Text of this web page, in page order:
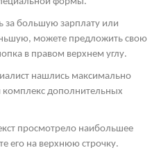
за большую зарплату или
можете предложить свою
в правом верхнем углу.
нашлись максимально
дополнительных
просмотрело наибольшее
его на верхнюю строчку.